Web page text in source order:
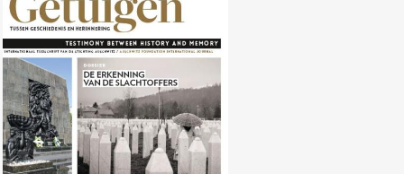
Nr. 129 (10/2019) De erkenning
van de slachtoffers